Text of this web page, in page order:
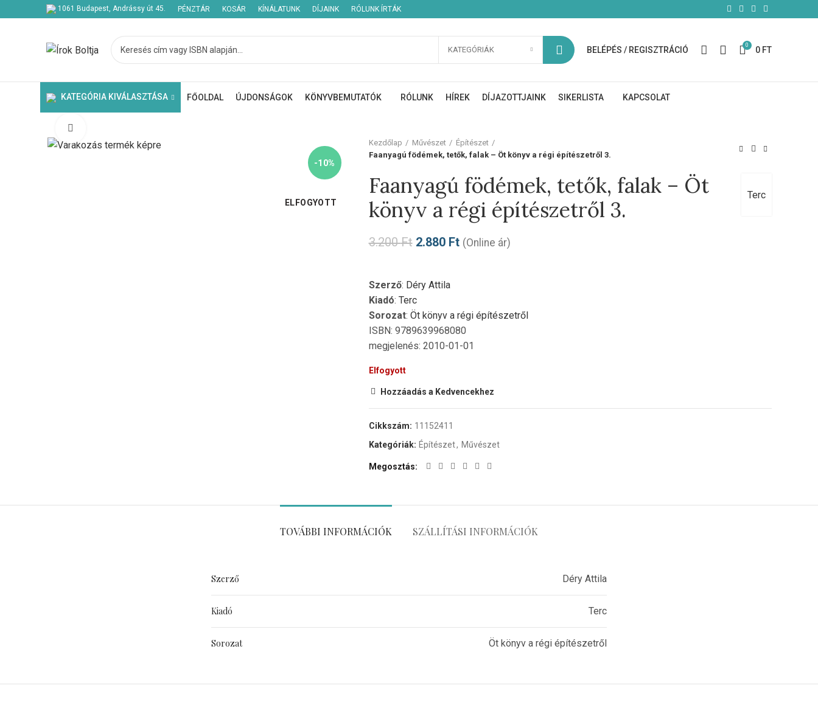
1061 Budapest, Andrássy út 45. PÉNZTÁR KOSÁR KÍNÁLATUNK DÍJAINK RÓLUNK ÍRTÁK
KATEGÓRIÁK BELÉPÉS / REGISZTRÁCIÓ 0 0 FT
KATEGÓRIA KIVÁLASZTÁSA FŐOLDAL ÚJDONSÁGOK KÖNYVBEMUTATÓK RÓLUNK HÍREK DÍJAZOTTJAINK SIKERLISTA KAPCSOLAT
-10%
ELFOGYOTT
Kezdőlap
Művészet
Építészet
Faanyagú födémek, tetők, falak – Öt könyv a régi építészetről 3.
Terc
Faanyagú födémek, tetők, falak – Öt
könyv a régi építészetről 3.
3.200Ft 2.880 Ft (Online ár)
Szerző: Déry Attila
Kiadó: Terc
Sorozat: Öt könyv a régi építészetről
ISBN: 9789639968080
megjelenés: 2010-01-01
Elfogyott
Hozzáadás a Kedvencekhez
Cikkszám: 11152411
Kategóriák: Építészet, Művészet
Megosztás
TOVÁBBI INFORMÁCIÓK SZÁLLÍTÁSI INFORMÁCIÓK
Szerző Déry Attila
Kiadó Terc
Sorozat Öt könyv a régi építészetről
Kezdje el gépelni a keresett bejegyzések megtekintéséhez.